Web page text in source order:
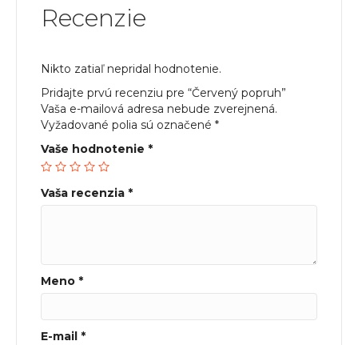
Recenzie
Nikto zatiaľ nepridal hodnotenie.
Pridajte prvú recenziu pre “Červený popruh”
Vaša e-mailová adresa nebude zverejnená.
Vyžadované polia sú označené *
Vaše hodnotenie *
Vaša recenzia *
Meno *
E-mail *